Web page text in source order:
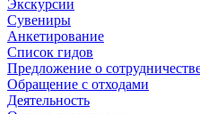
Экскурсии
Сувениры
Анкетирование
Список гидов
Предложение о
Обращение с отходами
Деятельность